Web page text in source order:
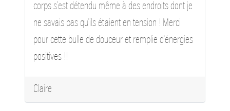
corps s'est détendu même à des endroits dont je
ne savais pas qu'ils étaient en tension ! Merci
pour cette bulle de douceur et remplie d'énergies
positives !!
Claire